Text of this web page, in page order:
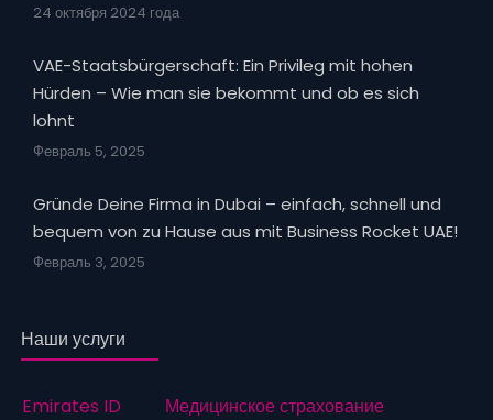
24 октября 2024 года
VAE-Staatsbürgerschaft: Ein Privileg mit hohen
Hürden – Wie man sie bekommt und ob es sich
lohnt
Февраль 5, 2025
Gründe Deine Firma in Dubai – einfach, schnell und
bequem von zu Hause aus mit Business Rocket UAE!
Февраль 3, 2025
Наши услуги
Emirates ID
Медицинское страхование